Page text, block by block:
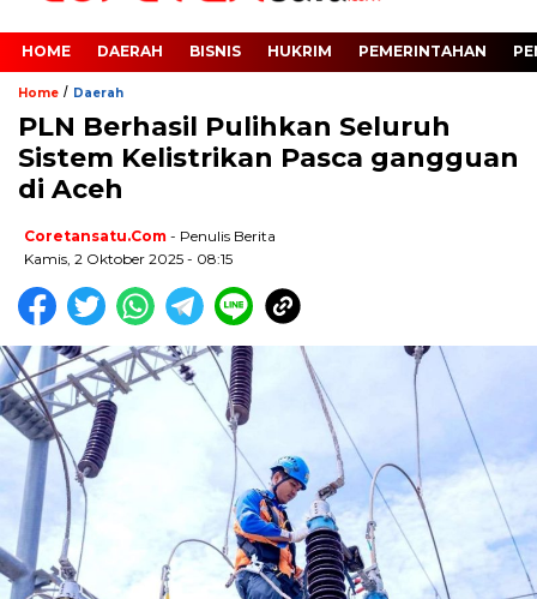
HOME DAERAH BISNIS HUKRIM PEMERINTAHAN
Home / Daerah
PLN Berhasil Pulihkan Seluruh
Sistem Kelistrikan Pasca gangguan
di Aceh
Coretansatu.com - Penulis Berita
Kamis, 2 Oktober 2025 - 08:15